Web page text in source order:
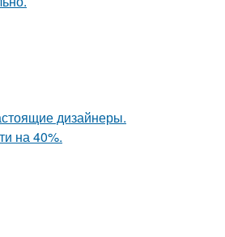
дизайнеры.
на 40%.